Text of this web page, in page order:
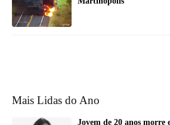
Mais Lidas do Ano
Jovem de 20 anos morre